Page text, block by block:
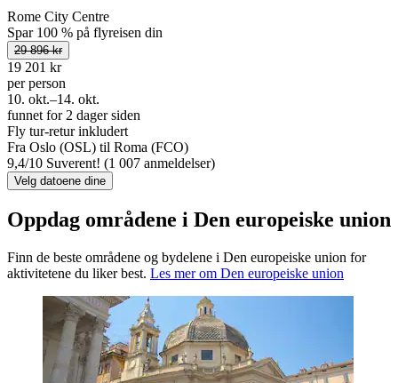
Rome City Centre
Spar 100 % på flyreisen din
29 896 kr
19 201 kr
per person
10. okt.–14. okt.
funnet for 2 dager siden
Fly tur-retur inkludert
Fra Oslo (OSL) til Roma (FCO)
9,4/10 Suverent! (1 007 anmeldelser)
Velg datoene dine
Oppdag områdene i Den europeiske union
Finn de beste områdene og bydelene i Den europeiske union for
aktivitetene du liker best. Les mer om Den europeiske union